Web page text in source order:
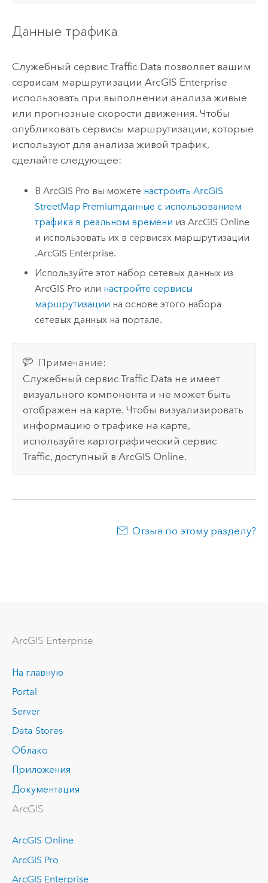
Данные трафика
Служебный сервис Traffic Data позволяет вашим
сервисам маршрутизации ArcGIS Enterprise
использовать при выполнении анализа живые
или прогнозные скорости движения. Чтобы
опубликовать сервисы маршрутизации, которые
используют для анализа живой трафик,
сделайте следующее:
ВArcGIS Pro вы можете настроитьArcGIS
StreetMap Premiumданные с использованием
трафика в реальном времени изArcGIS Online
и использовать их в сервисах маршрутизации
.ArcGIS Enterprise.
Используйте этот набор сетевых данных из
ArcGIS Pro или настройте сервисы
маршрутизации на основе этого набора
сетевых данных на портале.
Примечание:
Служебный сервис Traffic Data не имеет
визуального компонента и не может быть
отображен на карте. Чтобы визуализировать
информацию о трафике на карте,
используйте картографический сервис
Traffic, доступный вArcGIS Online.
Отзыв по этому разделу?
ArcGIS Enterprise
На главную
Portal
Server
Data Stores
Облако
Приложения
Документация
ArcGIS
ArcGIS Online
ArcGIS Pro
ArcGIS Enterprise